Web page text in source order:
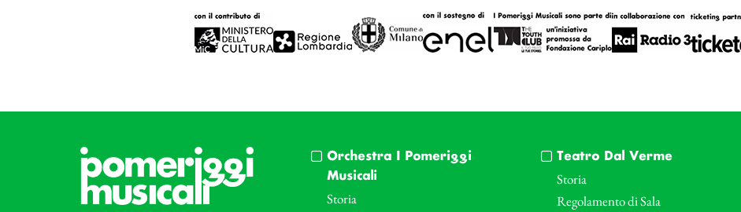
Orchestra I Pomeriggi
Musicali
Storia
Teatro Dal Verme
Storia
Regolamento di Sala